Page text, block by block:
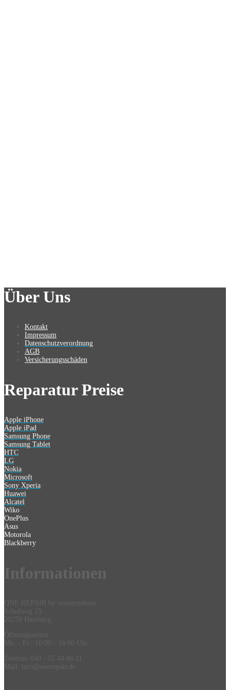
Über Uns
Kontakt
Impressum
Datenschutzverordnung
AGB
Versicherungsschäden
Reparatur Preise
Apple iPhone
Apple iPad
Samsung Phone
Samsung Tablet
HTC
LG
Nokia
Microsoft
Sony Xperia
Huawei
Alcatel
Wiko
OnePlus
Asus
Motorola
Blackberry
Information en
ONE REPAIR by savemyphone
Schulweg 25